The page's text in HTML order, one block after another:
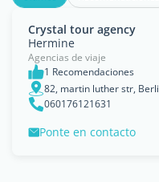
Crystal tour agency
Hermine
Agencias de viaje
1 Recomendaciones
82, martin luther str,
060176121631
Ponte en contacto